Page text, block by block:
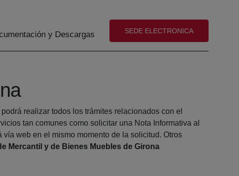
y Descargas (abre en nueva ventana)
SEDE ELECTRONICA
realizar todos los trámites relacionados con el
tan comunes como solicitar una Nota Informativa al
web en el mismo momento de la solicitud. Otros
Mercantil y de Bienes Muebles de Girona